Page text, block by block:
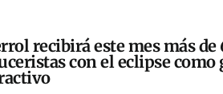
recibirá este mes más de
con el eclipse como